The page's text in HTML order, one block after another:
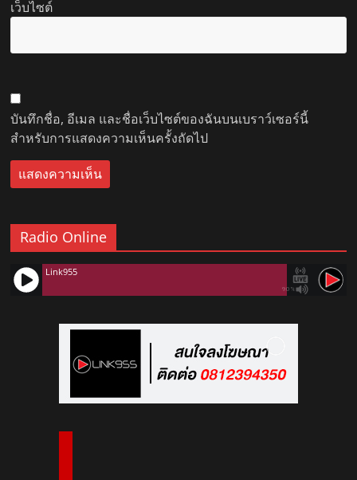
เว็บไซต์
บันทึกชื่อ, อีเมล และชื่อเว็บไซต์ของฉันบนเบราว์เซอร์นี้
สำหรับการแสดงความเห็นครั้งถัดไป
Radio Online
90%
Link955